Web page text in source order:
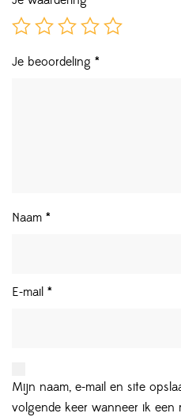
Je beoordeling *
Naam *
E-mail *
Mijn naam, e-mail en site
volgende keer wanneer ik een